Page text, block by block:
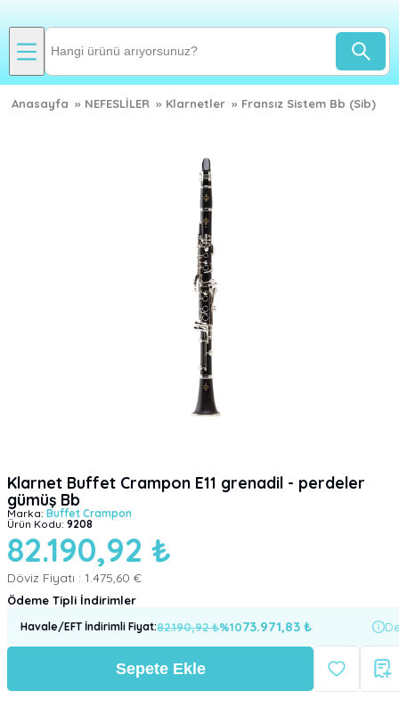
Anasayfa » NEFESLİLER » Klarnetler » Fransız Sistem Bb (Sib)
Klarnet Buffet Crampon E11 grenadil - perdeler
gümüş Bb
Marka: Buffet Crampon
Ürün Kodu: 9208
82.190,92 ₺
Döviz Fiyatı : 1.475,60 €
Ödeme Tipli İndirimler
Havale/EFT İndirimli Fiyat:82.190,92₺%1073.971,83 ₺
Sepete Ekle